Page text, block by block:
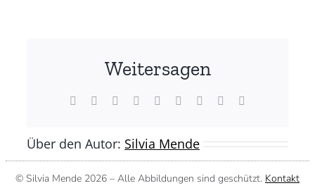
Weitersagen
Facebook Reddit LinkedInWhatsApp
TumblrPinterest
Über den Autor: Silvia Mende
© Silvia Mende 2026 – Alle Abbildungen sind geschützt. Kontakt